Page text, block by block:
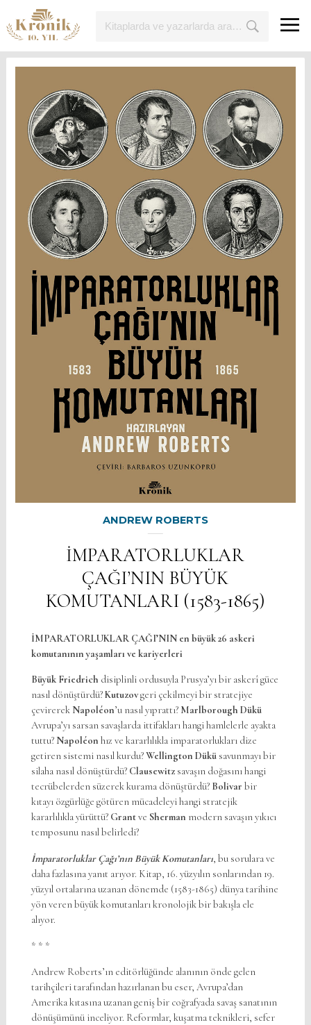
ANDREW ROBERTS
İMPARATORLUKLAR
ÇAĞI’NIN BÜYÜK
KOMUTANLARI (1583-1865)
İMPARATORLUKLAR ÇAĞI’NIN en büyük 26 askeri
komutanının yaşamları ve kariyerleri
Büyük Friedrich disiplinli ordusuyla Prusya’yı bir askerî güce
nasıl dönüştürdü?Kutuzovgeri çekilmeyi bir stratejiye
çevirerek Napoléon’u nasıl yıprattı? Marlborough Dükü
Avrupa’yı sarsan savaşlarda ittifakları hangi hamlelerle ayakta
tuttu? Napoléon hız ve kararlılıkla imparatorlukları dize
getiren sistemi nasıl kurdu?Wellington Düküsavunmayı bir
silaha nasıl dönüştürdü? Clausewitzsavaşın doğasını hangi
tecrübelerden süzerek kurama dönüştürdü? Bolivar bir
kıtayı özgürlüğe götüren mücadeleyi hangi stratejik
kararlılıkla yürüttü? Grantve Sherman modern savaşın yıkıcı
temposunu nasıl belirledi?
İmparatorluklar Çağı’nın Büyük Komutanları, bu sorulara ve
daha fazlasına yanıt arıyor. Kitap, 16. yüzyılın sonlarından 19.
yüzyıl ortalarına uzanan dönemde (1583-1865) dünya tarihine
yön veren büyük komutanları kronolojik bir bakışla ele
alıyor.
* * *
Andrew Roberts’ın editörlüğünde alanının önde gelen
tarihçileri tarafından hazırlanan bu eser, Avrupa’dan
Amerika kıtasına uzanan geniş bir coğrafyada savaş sanatının
dönüşümünü inceliyor. Reformlar, kuşatma teknikleri, sefer